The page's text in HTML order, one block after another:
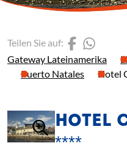
Gateway Lateinamerika
Puerto Natales
Hotel
Teilen Sie auf: (Link
HOTEL
****